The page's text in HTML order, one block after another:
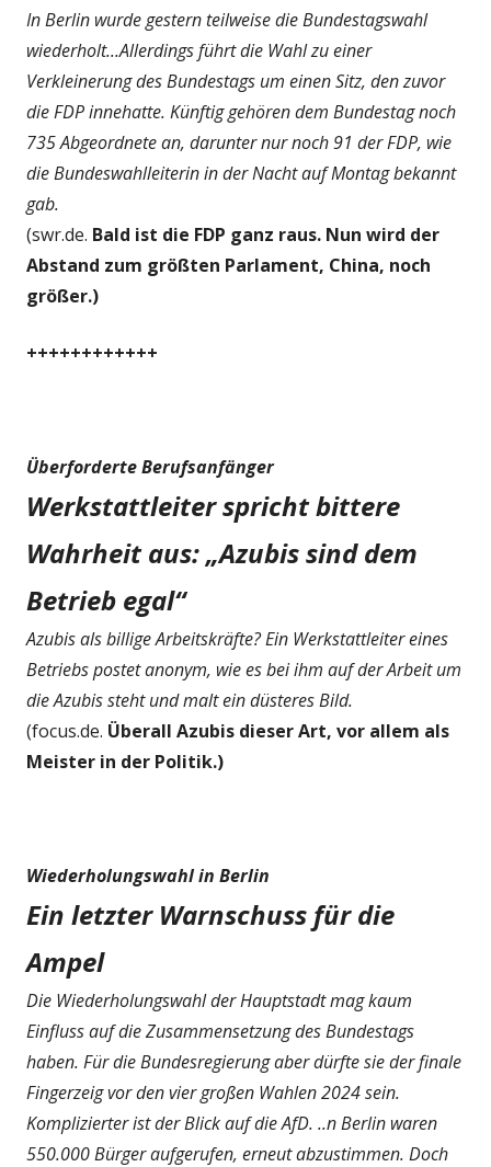
In Berlin wurde gestern teilweise die Bundestagswahl
wiederholt...Allerdings führt die Wahl zu einer
Verkleinerung des Bundestags um einen Sitz, den zuvor
die FDP innehatte. Künftig gehören dem Bundestag noch
735 Abgeordnete an, darunter nur noch 91 der FDP, wie
die Bundeswahlleiterin in der Nacht auf Montag bekannt
gab.
(swr.de. Bald ist die FDP ganz raus. Nun wird der
Abstand zum größten Parlament, China, noch
größer.)
++++++++++++
Überforderte Berufsanfänger
Werkstattleiter spricht bittere
Wahrheit aus: „Azubis sind dem
Betrieb egal“
Azubis als billige Arbeitskräfte? Ein Werkstattleiter eines
Betriebs postet anonym, wie es bei ihm auf der Arbeit um
die Azubis steht und malt ein düsteres Bild.
(focus.de. Überall Azubis dieser Art, vor allem als
Meister in der Politik.)
Wiederholungswahl in Berlin
Ein letzter Warnschuss für die
Ampel
Die Wiederholungswahl der Hauptstadt mag kaum
Einfluss auf die Zusammensetzung des Bundestags
haben. Für die Bundesregierung aber dürfte sie der finale
Fingerzeig vor den vier großen Wahlen 2024 sein.
Komplizierter ist der Blick auf die AfD. ..n Berlin waren
550.000 Bürger aufgerufen, erneut abzustimmen. Doch